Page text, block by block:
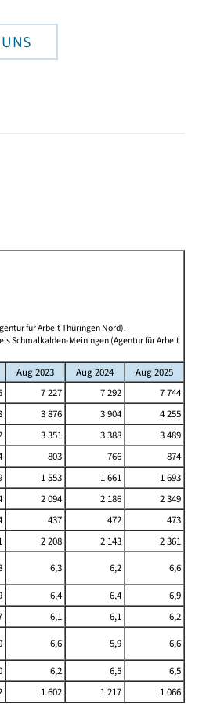
für Arbeit Thüringen Nord).
Schmalkalden-Meiningen (Agentur für Arbeit
Aug 2023 Aug 2024
Aug 2025
7 227 7 292
7 744
3 876 3 904
4 255
3 351 3 388
3 489
803 766
874
1 553 1 661
1 693
2 094 2 186
2 349
437 472
473
2 208 2 143
2 361
6,3 6,2
6,6
6,4 6,4
6,9
6,1 6,1
6,2
6,6 5,9
6,6
6,2 6,5
6,5
1 602 1 217 1 066